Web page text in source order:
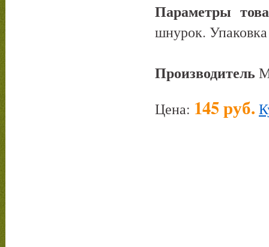
Параметры
шнурок.
Производитель
Цена: 145 руб.